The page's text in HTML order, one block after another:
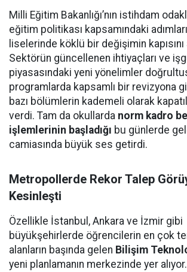
Milli Eğitim Bakanlığı’nın istihdam
eğitim politikası kapsamındaki
liselerinde köklü bir değişimin kapısını
Sektörün güncellenen ihtiyaçları ve
piyasasındaki yeni yönelimler
programlarda kapsamlı bir revizyona
bazı bölümlerin kademeli olarak
verdi. Tam da okullarda norm kadro
işlemlerinin başladığı bu günlerde
camiasında büyük ses getirdi.
Metropollerde Rekor Talep
Kesinleşti
Özellikle İstanbul, Ankara ve İzmir gibi
büyükşehirlerde öğrencilerin en çok
alanların başında gelen Bilişim
yeni planlamanın merkezinde yer